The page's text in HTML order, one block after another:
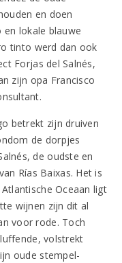
en doen
en lokale blauwe
tinto werd dan ook
Forjas del Salnés,
zijn opa Francisco
betrekt zijn druiven
de dorpjes
de oudste en
Rías Baixas. Het is
Oceaan ligt
wijnen zijn dit al
voor rode. Toch
volstrekt
oude stempel-